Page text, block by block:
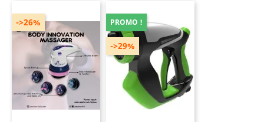
->26%
->29%
PROMO !